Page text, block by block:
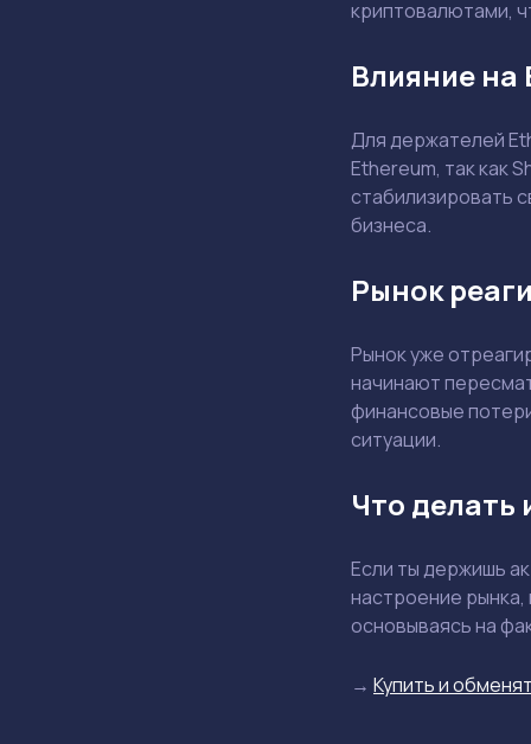
криптовалютами,
Влияние на
Для держателей
Ethereum, так как
стабилизировать
бизнеса.
Рынок
Рынок уже
начинают
финансовые
ситуации.
Что делать
Если ты держишь
настроение
основываясь на
→ Купить и